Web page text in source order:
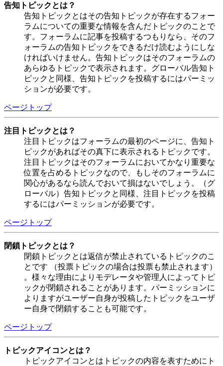
告知トピックとは？
告知トピックとはその告知トピックが存在するフォー
ラムについての重要な情報を含んだトピックのことで
す。フォーラムに記事を投稿するつもりなら、そのフ
ォーラムの告知トピックをできるだけ読むようにしな
ければいけません。告知トピックはそのフォーラムの
あらゆるトピックで表示されます。グローバル告知ト
ピックと同様、告知トピックを投稿するにはパーミッ
ションが必要です。
ページトップ
注目トピックとは？
注目トピックはフォーラムの最初のページに、告知ト
ピックがあればその真下に表示されるトピックです。
注目トピックはそのフォーラムにおいてかなり重要な
位置を占めるトピックなので、もしそのフォーラムに
関心があるなら読んでおいて損はないでしょう。（グ
ローバル）告知トピックと同様、注目トピックを投稿
するにはパーミッションが必要です。
ページトップ
閉鎖トピックとは？
閉鎖トピックとは返信が禁止されているトピックのこ
とです （投票トピックの場合は投票も禁止されます）
。様々な理由によりモデレータや管理人によってトピ
ックが閉鎖されることがあります。パーミッションに
よりますがユーザー自身が投稿したトピックをユーザ
ー自身で閉鎖することも可能です。
ページトップ
トピックアイコンとは？
トピックアイコンとはトピックの内容を表すためにト